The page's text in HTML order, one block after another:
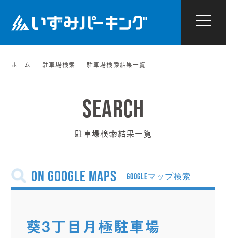
ホーム 駐車場検索 駐車場検索結果一覧
駐車場検索結果一覧
on Google Maps
葵3丁目月極駐車場